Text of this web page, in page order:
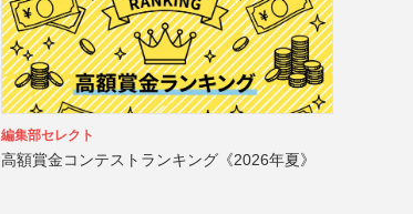
編集部セレクト
高額賞金コンテストランキング《2026年夏》